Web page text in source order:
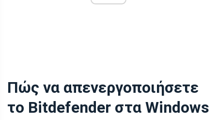
Πώς να απενεργοποιήσετε
το Bitdefender στα Windows